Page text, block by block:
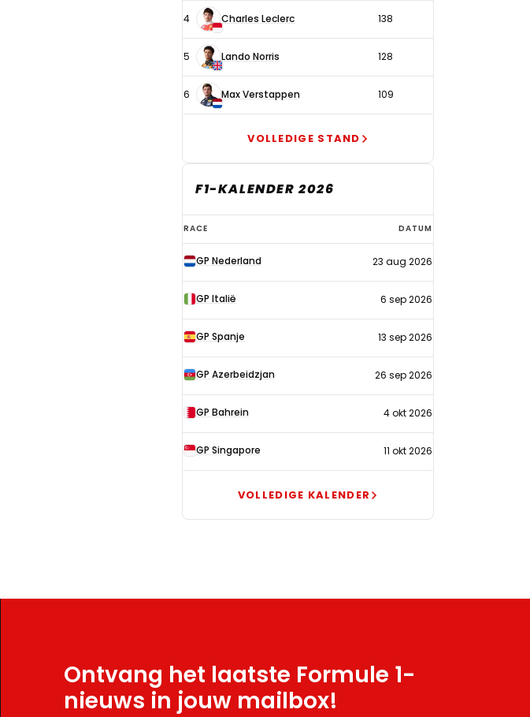
4 Charles Leclerc 138
5 Lando Norris 128
6 Max Verstappen 109
VOLLEDIGE STAND
F1-KALENDER 2026
F1-
kalender
2026
RACE DATUM
GP Nederland 23 aug 2026
GP Italië 6 sep 2026
GP Spanje 13 sep 2026
GP Azerbeidzjan 26 sep 2026
GP Bahrein 4 okt 2026
GP Singapore 11 okt 2026
VOLLEDIGE KALENDER
Ontvang het laatste Formule 1-
nieuws in jouw mailbox!